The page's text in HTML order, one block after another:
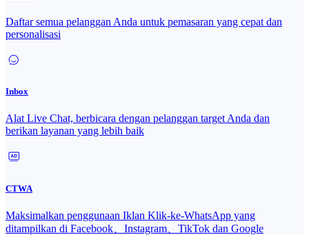
Daftar semua pelanggan Anda untuk pemasaran yang cepat dan
personalisasi
Inbox
Alat Live Chat, berbicara dengan pelanggan target Anda dan
berikan layanan yang lebih baik
CTWA
Maksimalkan penggunaan Iklan Klik-ke-WhatsApp yang
ditampilkan di Facebook、Instagram、TikTok dan Google